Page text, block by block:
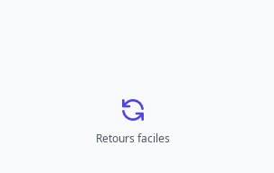
Retours faciles